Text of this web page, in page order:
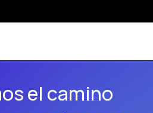
el camino